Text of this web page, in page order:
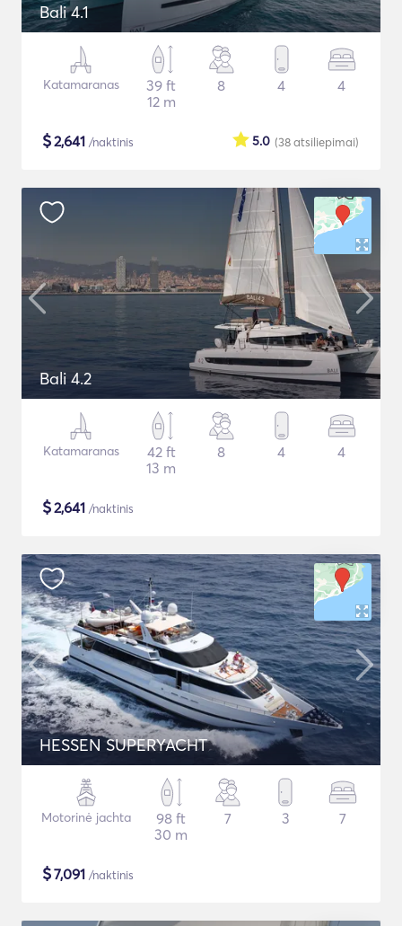
Bali 4.1
Katamaranas
39 ft
12 m
8 4 4
$2,641 /naktinis (38atsiliepimai)
5.0
Bali 4.2
Katamaranas
42 ft
13 m
8 4 4
$2,641 /naktinis
HESSEN SUPERYACHT
Motorinė jachta
98 ft
30 m
7 3 7
$7,091 /naktinis